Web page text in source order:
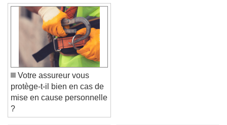
Votre assureur vous
protège-t-il bien en cas de
mise en cause personnelle
?